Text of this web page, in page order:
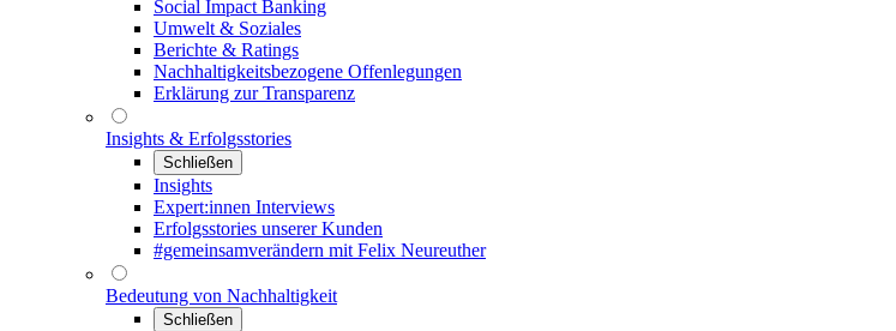
Social Impact Banking
Umwelt & Soziales
Berichte & Ratings
Nachhaltigkeitsbezogene Offenlegungen
Erklärung zur Transparenz
Insights & Erfolgsstories
Schließen
Insights
Expert:innen Interviews
Erfolgsstories unserer Kunden
#gemeinsamverändern mit Felix Neureuther
Bedeutung von Nachhaltigkeit
Schließen